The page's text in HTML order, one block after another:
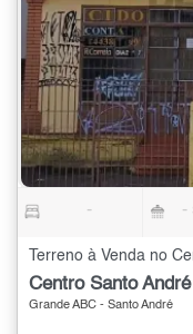
- -
Terreno à Venda no
Centro Santo André
Grande ABC - Santo André